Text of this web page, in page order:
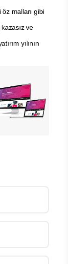
malları gibi
ve
yılının